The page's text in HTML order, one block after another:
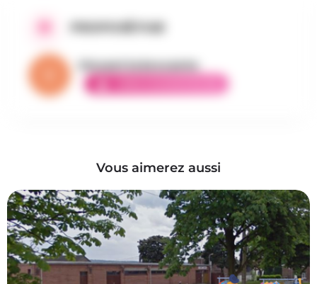
PROPOSÉ PAR
Vincent la brocante
Vous aimerez aussi